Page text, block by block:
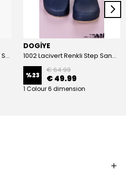
1000 Yılan Derisi Baskılı Step Sandalet
DOGİYE
1002 Lacivert Renkli Step Sandalet
%23
€ 64.99
€ 49.99
1 Colour 6 dimension